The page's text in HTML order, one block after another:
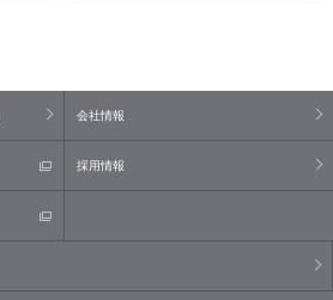
会社情報
採用情報